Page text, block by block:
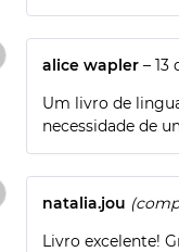
alice wapler – 13
Um livro de
necessidade de
natalia.jou
Livro excelente!